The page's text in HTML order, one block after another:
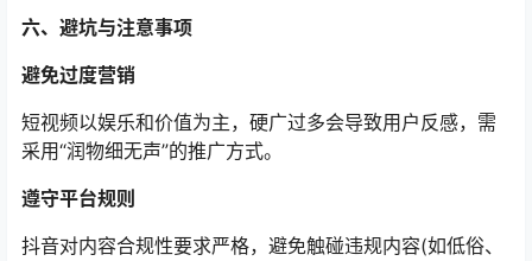
六、避坑与注意事项
避免过度营销
短视频以娱乐和价值为主，硬广过多会导致用户反感，需
采用“润物细无声”的推广方式。
遵守平台规则
抖音对内容合规性要求严格，避免触碰违规内容(如低俗、